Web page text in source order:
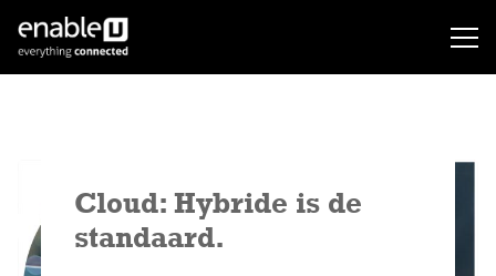
Cloud: Hybride is de
standaard.